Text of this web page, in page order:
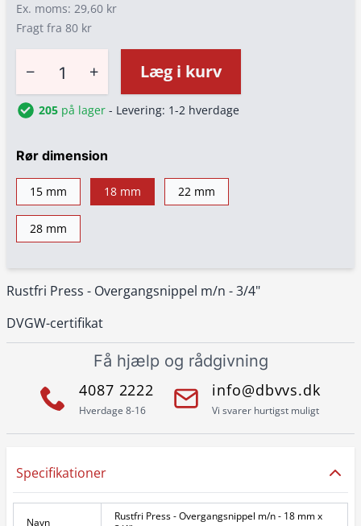
Rustfri Press - Overgangsnippel m/n - 3/4"
DVGW-certifikat
Ex. moms: 29,60 kr
Fragt fra 80 kr
− + Læg i kurv
205 på lager - Levering: 1-2 hverdage
Rør dimension
15 mm 18 mm 22 mm
28 mm
Få hjælp og rådgivning
4087 2222
Hverdage 8-16
info@dbvvs.dk
Vi svarer hurtigst muligt
Specifikationer
Navn
Rustfri Press - Overgangsnippel m/n - 18 mm x